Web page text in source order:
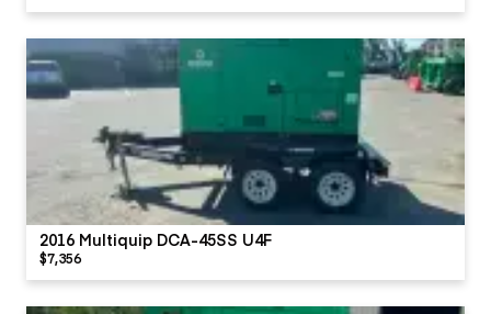
2016 Multiquip DCA-45SS U4F
$7,356